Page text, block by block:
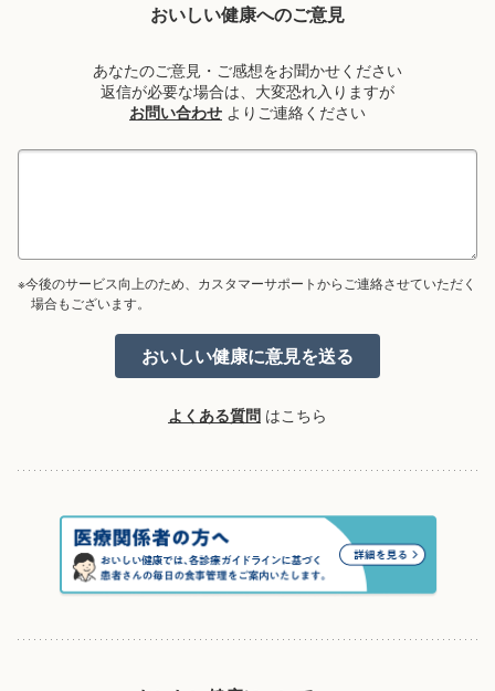
おいしい健康へのご意見
あなたのご意見・ご感想をお聞かせください
返信が必要な場合は、大変恐れ入りますが
お問い合わせ よりご連絡ください
※今後のサービス向上のため、カスタマーサポートからご連絡させていただく
場合もございます。
よくある質問 はこちら